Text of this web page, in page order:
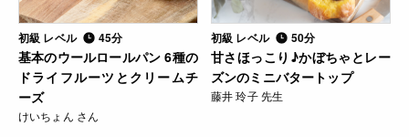
初級 レベル 45分
基本のウールロールパン 6種の
ドライフルーツとクリームチ
ーズ
けいちょん さん
初級 レベル 50分
甘さほっこり♪かぼちゃとレー
ズンのミニバタートップ
藤井 玲子 先生